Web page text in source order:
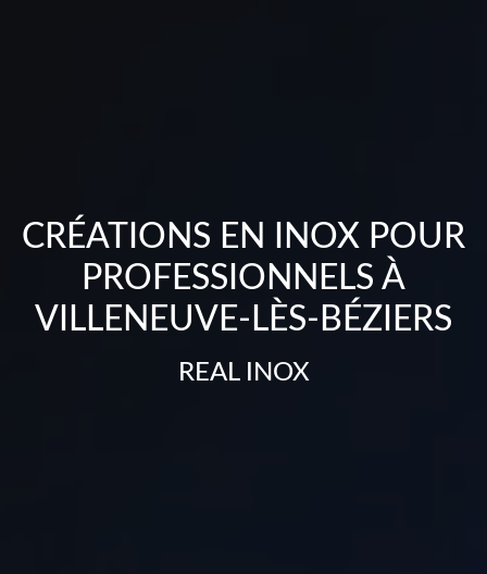
CRÉATIONS EN INOX POUR
PROFESSIONNELS À
VILLENEUVE-LÈS-BÉZIERS
REAL INOX